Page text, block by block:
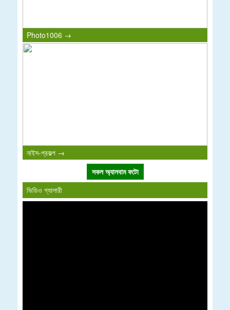
Photo1006 →
নাইস-প্রকল্প →
সকল অ্যালবাম ফটো
ভিডিও গ্যালারী